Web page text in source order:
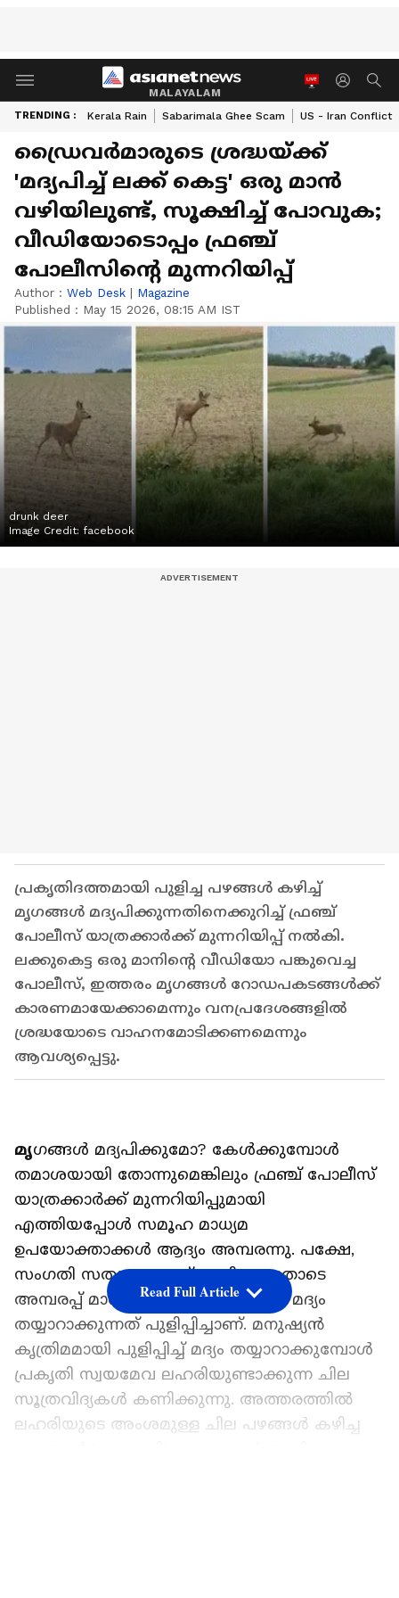
MALAYALAM
TRENDING : Kerala Rain Sabarimala Ghee Scam US - Iran Conflict
ഡ്രൈവർമാരുടെ ശ്രദ്ധയ്ക്ക്
'മദ്യപിച്ച് ലക്ക് കെട്ട' ഒരു മാൻ
വഴിയിലുണ്ട്, സൂക്ഷിച്ച് പോവുക;
വീഡിയോടൊപ്പം ഫ്രഞ്ച്
പോലീസിന്‍റെ മുന്നറിയിപ്പ്
Author : Web Desk | Magazine
Published : May 15 2026, 08:15 AM IST
drunk deer
Image Credit: facebook
പ്രകൃതിദത്തമായി പുളിച്ച പഴങ്ങൾ കഴിച്ച്
മൃഗങ്ങൾ മദ്യപിക്കുന്നതിനെക്കുറിച്ച് ഫ്രഞ്ച്
പോലീസ് യാത്രക്കാർക്ക് മുന്നറിയിപ്പ് നൽകി.
ലക്കുകെട്ട ഒരു മാനിന്റെ വീഡിയോ പങ്കുവെച്ച
പോലീസ്, ഇത്തരം മൃഗങ്ങൾ റോഡപകടങ്ങൾക്ക്
കാരണമായേക്കാമെന്നും വനപ്രദേശങ്ങളിൽ
ശ്രദ്ധയോടെ വാഹനമോടിക്കണമെന്നും
ആവശ്യപ്പെട്ടു.
മൃഗങ്ങൾ മദ്യപിക്കുമോ? കേൾക്കുമ്പോൾ
തമാശയായി തോന്നുമെങ്കിലും ഫ്രഞ്ച് പോലീസ്
യാത്രക്കാർക്ക് മുന്നറിയിപ്പുമായി
എത്തിയപ്പോൾ സമൂഹ മാധ്യമ
ഉപയോക്താക്കൾ ആദ്യം അമ്പരന്നു. പക്ഷേ,
സംഗതി സത്യമാണെന്ന് അറിഞ്ഞതോടെ
അമ്പരപ്പ് മാറി. സാധാരണഗതിയിൽ മദ്യം
തയ്യാറാക്കുന്നത് പുളിപ്പിച്ചാണ്. മനുഷ്യൻ
കൃത്രിമമായി പുളിപ്പിച്ച് മദ്യം തയ്യാറാക്കുമ്പോൾ
പ്രകൃതി സ്വയമേവ ലഹരിയുണ്ടാക്കുന്ന ചില
സൂത്രവിദ്യകൾ കണിക്കുന്നു. അത്തരത്തിൽ
ലഹരിയുടെ അംശമുള്ള ചില പഴങ്ങൾ കഴിച്ച
Read Full Article